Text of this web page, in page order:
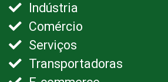
Indústria
Comércio
Serviços
Transportadoras